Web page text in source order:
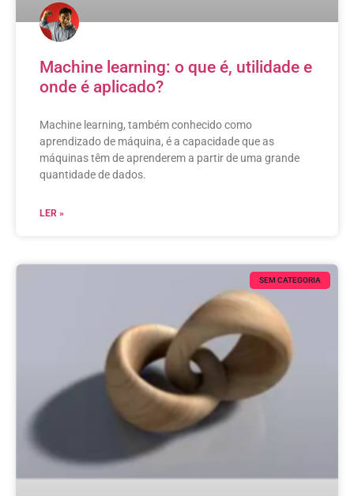
Machine learning: o que é, utilidade e
onde é aplicado?
Machine learning, também conhecido como
aprendizado de máquina, é a capacidade que as
máquinas têm de aprenderem a partir de uma grande
quantidade de dados.
LER »
SEM CATEGORIA